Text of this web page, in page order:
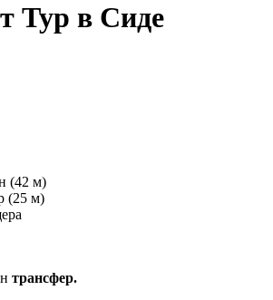
Тур в Сиде
(42 м)
(25 м)
трансфер.